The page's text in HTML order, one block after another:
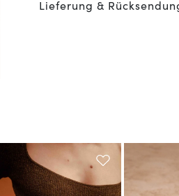
Lieferung &